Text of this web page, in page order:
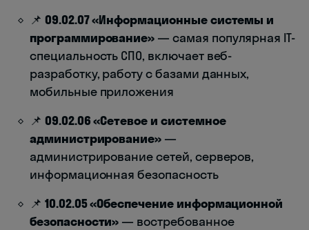
📌 09.02.07 «Информационные системы и
программирование» — самая популярная IT-
специальность СПО, включает веб-
разработку, работу с базами данных,
мобильные приложения
📌 09.02.06 «Сетевое и системное
администрирование» —
администрирование сетей, серверов,
информационная безопасность
📌 10.02.05 «Обеспечение информационной
безопасности» — востребованное